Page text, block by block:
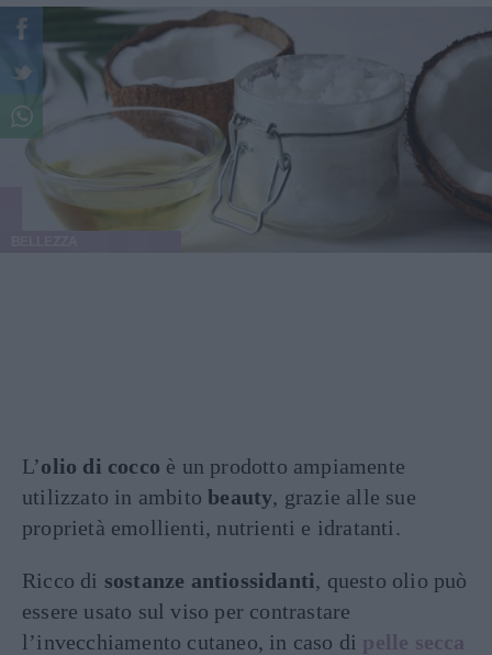
L’olio di cocco è un prodotto ampiamente
utilizzato in ambitobeauty, grazie alle sue
proprietà emollienti, nutrienti e idratanti.
Ricco di sostanze antiossidanti, questo olio può
essere usato sul viso per contrastare
l’invecchiamento cutaneo, in caso di pelle secca